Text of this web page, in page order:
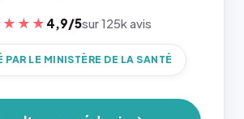
4,9/5sur 125k avis
PAR LE MINISTÈRE DE LA SANTÉ